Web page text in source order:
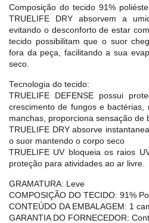
Composição do tecido 91%
TRUELIFE DRY absorvem a
evitando o desconforto de estar
tecido possibilitam que o suor
fora da peça, facilitando a sua
seco.
Tecnologia do tecido:
TRUELIFE DEFENSE possui
crescimento de fungos e bactérias,
manchas, proporciona sensação de
TRUELIFE DRY absorve
o suor mantendo o corpo seco
TRUELIFE UV bloqueia os raios
proteção para atividades ao ar livre.
GRAMATURA: Leve
COMPOSIÇÃO DO TECIDO: 91%
CONTEÚDO DA EMBALAGEM: 1
GARANTIA DO FORNECEDOR: